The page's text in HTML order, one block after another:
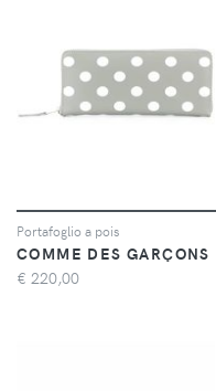
Portafoglio a pois
COMME DES GARÇONS
€ 220,00